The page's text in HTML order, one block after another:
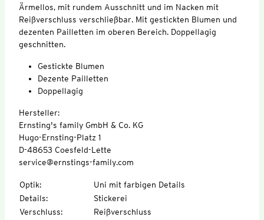
Ärmellos, mit rundem Ausschnitt und im Nacken mit
Reißverschluss verschließbar. Mit gestickten Blumen und
dezenten Pailletten im oberen Bereich. Doppellagig
geschnitten.
Gestickte Blumen
Dezente Pailletten
Doppellagig
Hersteller:
Ernsting's family GmbH & Co. KG
Hugo-Ernsting-Platz 1
D-48653 Coesfeld-Lette
service@ernstings-family.com
Optik:
Uni mit farbigen Details
Details:
Stickerei
Verschluss: Reißverschluss